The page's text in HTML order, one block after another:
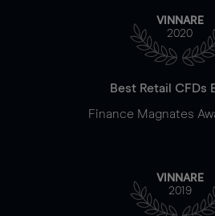
VINNARE
2020
Best Retail CFDs
Finance Magnates
VINNARE
2019